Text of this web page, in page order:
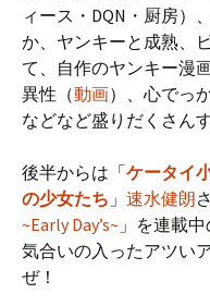
ィース・DQN・厨房）
か、ヤンキーと成熟、
て、自作のヤンキー漫
異性（動画）、心でっ
などなど盛りだくさん
後半からは「ケータイ
の少女たち 」 速水健朗
~Early Day’s~ 」を連載
気合いの入ったアツい
ぜ！